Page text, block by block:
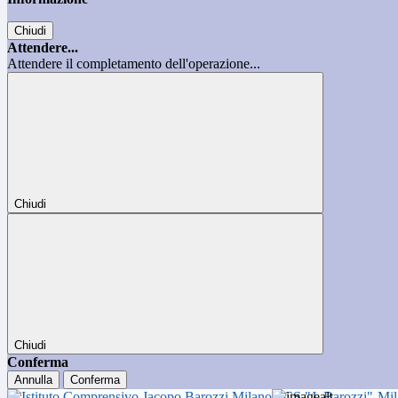
Chiudi
Attendere...
Attendere il completamento dell'operazione...
Chiudi
Chiudi
Conferma
Annulla Conferma